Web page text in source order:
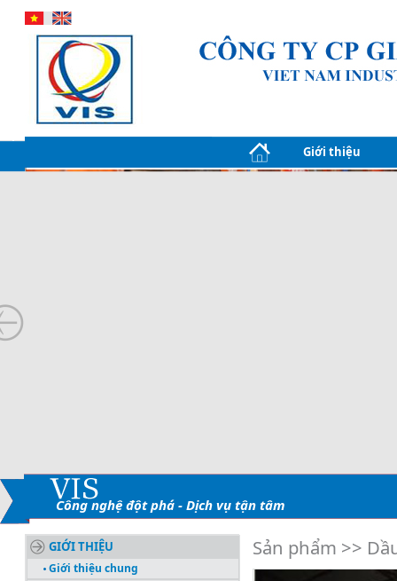
Giới thiệu
Công nghệ đột phá - Dịch vụ tận tâm
GIỚI THIỆU
Giới thiệu chung
Sản phẩm >>